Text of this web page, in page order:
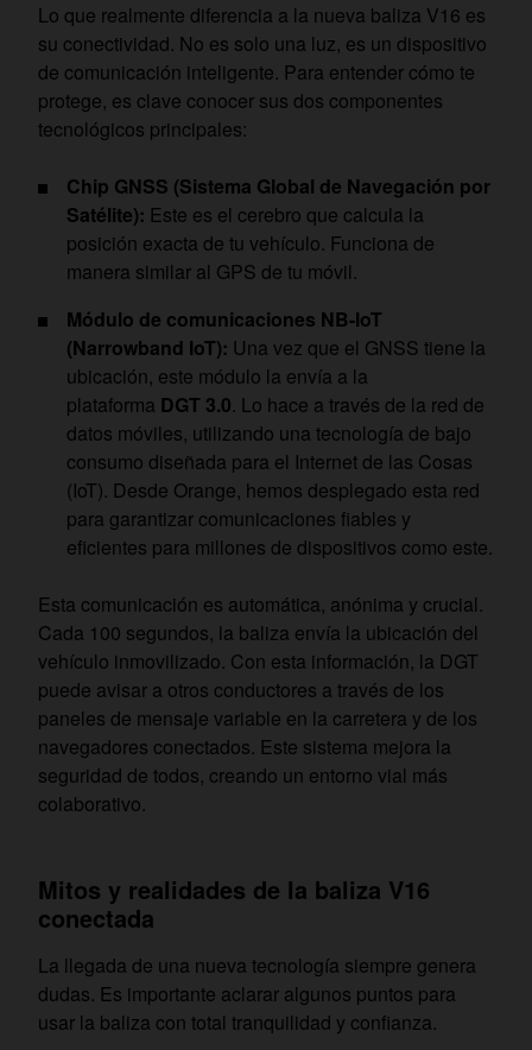
Lo que realmente diferencia a la nueva baliza V16 es
su conectividad. No es solo una luz, es un dispositivo
de comunicación inteligente. Para entender cómo te
protege, es clave conocer sus dos componentes
tecnológicos principales:
Chip GNSS (Sistema Global de Navegación por
Satélite): Este es el cerebro que calcula la
posición exacta de tu vehículo. Funciona de
manera similar al GPS de tu móvil.
Módulo de comunicaciones NB-IoT
(Narrowband IoT): Una vez que el GNSS tiene la
ubicación, este módulo la envía a la
plataforma DGT 3.0. Lo hace a través de la red de
datos móviles, utilizando una tecnología de bajo
consumo diseñada para el Internet de las Cosas
(IoT). Desde Orange, hemos desplegado esta red
para garantizar comunicaciones fiables y
eficientes para millones de dispositivos como este.
Esta comunicación es automática, anónima y crucial.
Cada 100 segundos, la baliza envía la ubicación del
vehículo inmovilizado. Con esta información, la DGT
puede avisar a otros conductores a través de los
paneles de mensaje variable en la carretera y de los
navegadores conectados. Este sistema mejora la
seguridad de todos, creando un entorno vial más
colaborativo.
Mitos y realidades de la baliza V16
conectada
La llegada de una nueva tecnología siempre genera
dudas. Es importante aclarar algunos puntos para
usar la baliza con total tranquilidad y confianza.